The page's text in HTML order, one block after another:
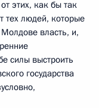
этих, как бы так
тех людей, которые
власть, и,
силы выстроить
государства